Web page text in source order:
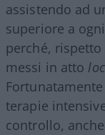
assistendo ad
superiore a
perché,
messi in atto
terapie
controllo,